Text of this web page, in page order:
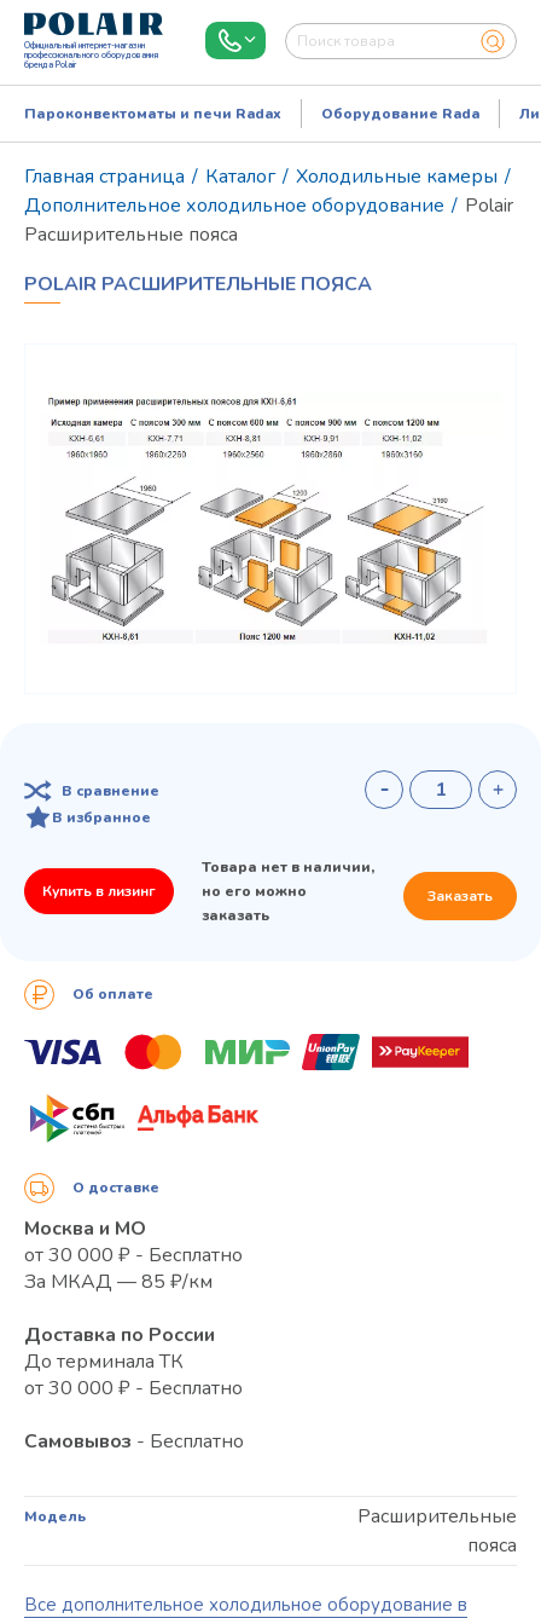
Официальный интернет-магазин
профессионального оборудования
бренда Polair
Режим работы: Пн..Пт: 9.00-18.00
Пароконвектоматы и печи Radax Оборудование Rada
Главная страница / Каталог / Холодильные камеры /
Дополнительное холодильное оборудование / Polair
Расширительные пояса
POLAIR РАСШИРИТЕЛЬНЫЕ ПОЯСА
Модель
Расширительные
пояса
Все дополнительное холодильное оборудование в
В сравнение
В избранное
Купить в лизинг
Товара нет в наличии,
но его можно
заказать
Заказать
Об оплате
О доставке
Москва и МО
от 30 000 ₽ - Бесплатно
За МКАД — 85 ₽/км
Доставка по России
До терминала ТК
от 30 000 ₽ - Бесплатно
Самовывоз - Бесплатно